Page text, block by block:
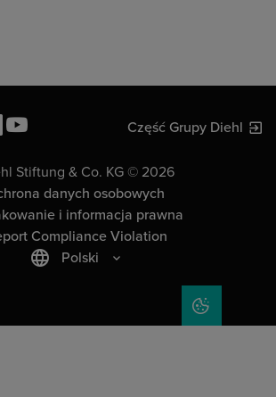
Część Grupy Diehl
Stiftung & Co. KG © 2026
danych osobowych
i informacja prawna
Compliance Violation
Polski
COOKIE